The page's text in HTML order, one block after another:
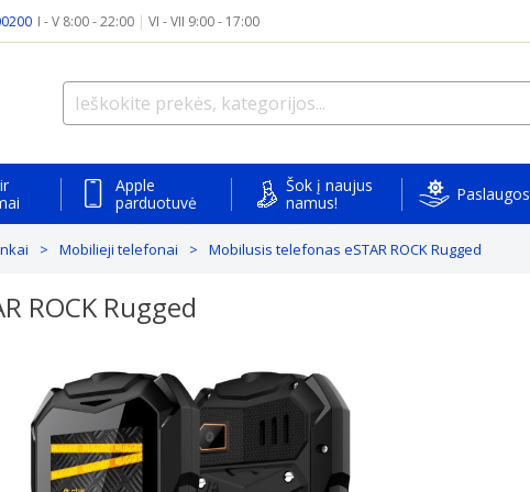
I - V 8:00 - 22:00 | VI - VII 9:00 - 17:00
Apple
parduotuvė
Šok į naujus
namus!
Paslaugos
Mobilieji telefonai Mobilusis telefonas eSTAR ROCK Rugged
ROCK Rugged